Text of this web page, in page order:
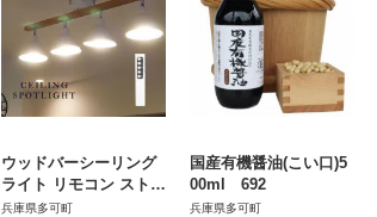
ウッドバーシーリング
ライト リモコン ストレ
ート 天井照明 LED昼白
兵庫県多可町
国産有機醤油(こい口)5
00ml 692
兵庫県多可町